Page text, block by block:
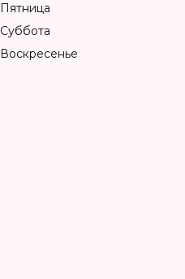
Пятница
Суббота
Воскресенье